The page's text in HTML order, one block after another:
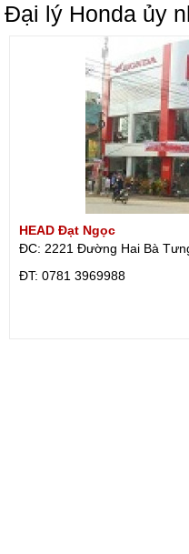
Đại lý Honda ủy
HEAD Đạt Ngọc
ĐC: 2221 Đường Hai Bà
ÐT: 0781 3969988